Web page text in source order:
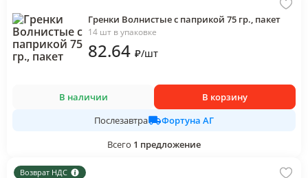
Гренки Волнистые с паприкой 75 гр., пакет
14 шт в упаковке
82.64 ₽/шт
В наличии
В корзину
Послезавтра
Фортуна АГ
Всего 1 предложение
Возврат НДС